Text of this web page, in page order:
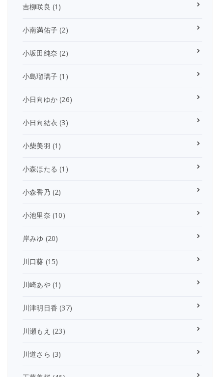
吉柳咲良 (1)
小南満佑子 (2)
小坂田純奈 (2)
小島瑠璃子 (1)
小日向ゆか (26)
小日向結衣 (3)
小柴美羽 (1)
小森ほたる (1)
小森香乃 (2)
小池里奈 (10)
岸みゆ (20)
川口葵 (15)
川崎あや(1)
川津明日香 (37)
川瀬もえ (23)
川道さら (3)